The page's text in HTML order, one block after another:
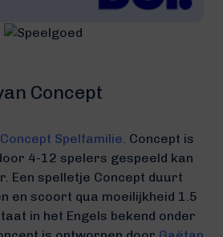
Concept
Concept Spelfamilie. Concept is
4-12 spelers gespeeld kan
Een spelletje Concept duurt
en scoort qua moeilijkheid 1.5
in het Engels bekend onder